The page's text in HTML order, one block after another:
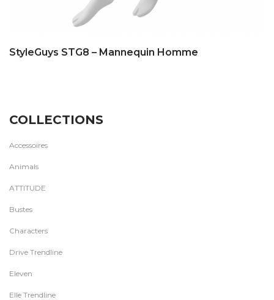
StyleGuys STG8 – Mannequin Homme
COLLECTIONS
Accessoires
Animals
ATTITUDE
Bustes
Characters
Drive Trendline
Eleven
Elle Trendline